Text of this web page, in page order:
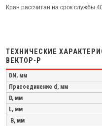
Кран рассчитан на срок службы
ТЕХНИЧЕСКИЕ
ВЕКТОР-Р
DN, мм
Присоединение d, мм
D, мм
L, мм
B, мм